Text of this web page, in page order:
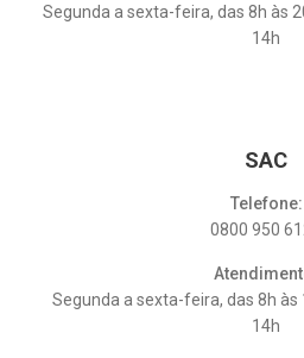
Segunda a sexta-feira, das 8h às
14h
SAC
Telefone:
0800 950
Segunda a sexta-feira, das 8h às
14h